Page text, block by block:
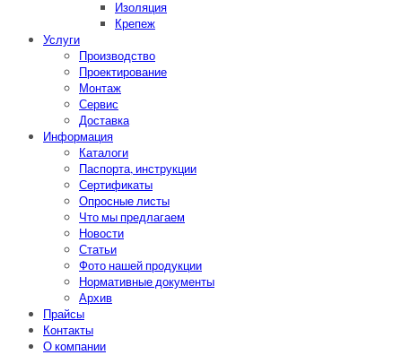
Изоляция
Крепеж
Услуги
Производство
Проектирование
Монтаж
Сервис
Доставка
Информация
Каталоги
Паспорта, инструкции
Сертификаты
Опросные листы
Что мы предлагаем
Новости
Статьи
Фото нашей продукции
Нормативные документы
Архив
Прайсы
Контакты
О компании